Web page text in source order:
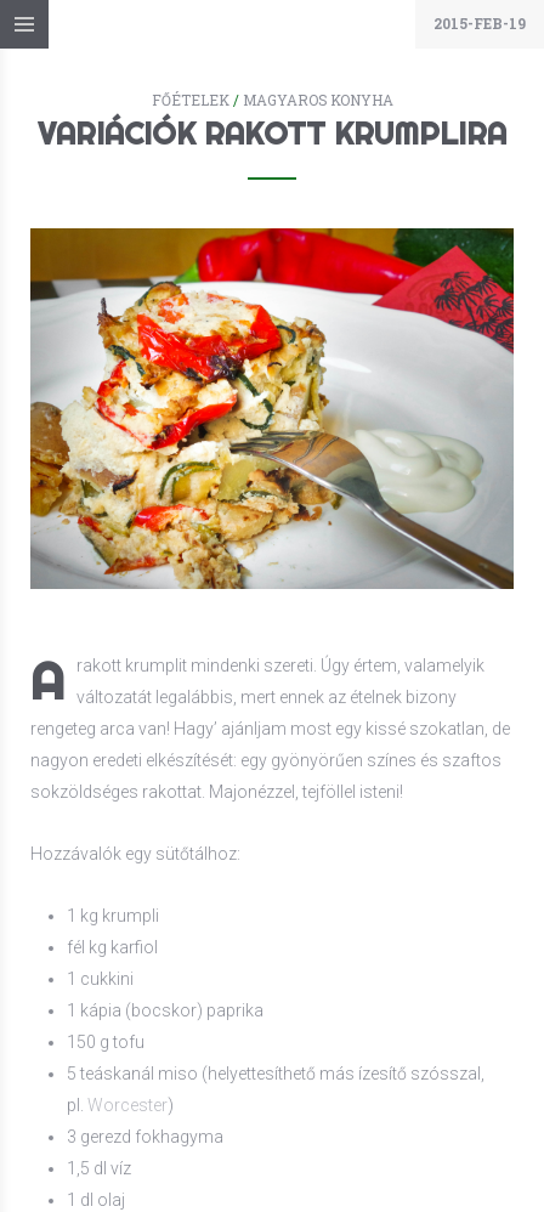
2015-FEB-19
FŐÉTELEK/ MAGYAROS KONYHA
VARIÁCIÓK RAKOTT KRUMPLIRA
A
rakott krumplit mindenki szereti. Úgy értem, valamelyik
változatát legalábbis, mert ennek az ételnek bizony
rengeteg arca van! Hagy’ ajánljam most egy kissé szokatlan, de
nagyon eredeti elkészítését: egy gyönyörűen színes és szaftos
sokzöldséges rakottat. Majonézzel, tejföllel isteni!
Hozzávalók egy sütőtálhoz:
1 kg krumpli
fél kg karfiol
1 cukkini
1 kápia (bocskor) paprika
150 g tofu
5 teáskanál miso (helyettesíthető más ízesítő szósszal,
pl. Worcester)
3 gerezd fokhagyma
1,5 dl víz
1 dl olaj